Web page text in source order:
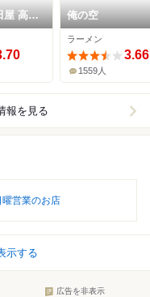
屋 高田
俺の空
ラーメン
3.66
1559人
報を見る
営業のお店
示する
広告を非表示